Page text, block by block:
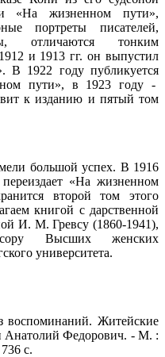
«На жизненном пути»,
портреты писателей,
отличаются тонким
и 1913 гг. он выпустил
В 1922 году публикуется
пути», в 1923 году -
к изданию и пятый том
большой успех. В 1916
«На жизненном
второй том этого
книгой с дарственной
И. М. Гревсу (1860-1941),
Высших женских
университета.
Житейские
Анатолий Федорович. - М. :
с.